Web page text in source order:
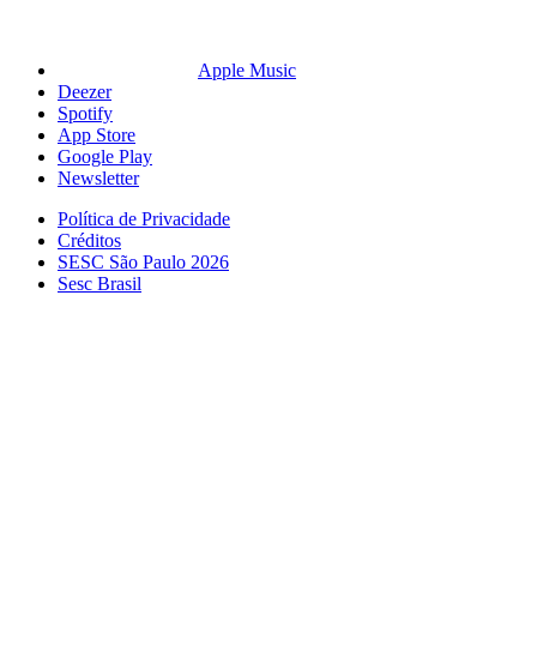
Apple Music
Deezer
Spotify
App Store
Google Play
Newsletter
Política de Privacidade
Créditos
SESC São Paulo 2026
Sesc Brasil